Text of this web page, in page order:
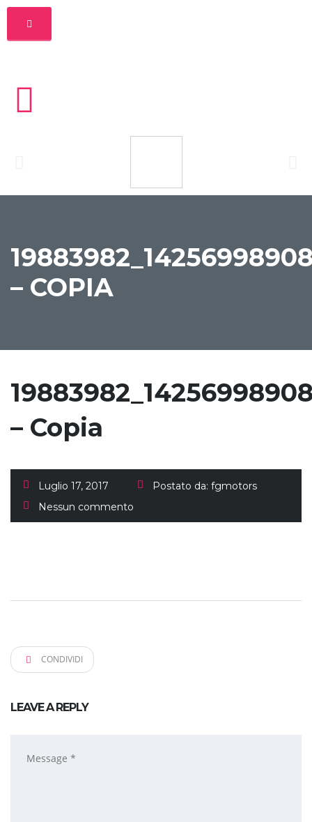
– COPIA
– Copia
Luglio 17, 2017 Postato da: fgmotors
Nessun commento
CONDIVIDI
LEAVE A REPLY